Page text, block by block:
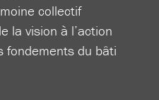
collectif
la vision à l’action
fondements du bâti